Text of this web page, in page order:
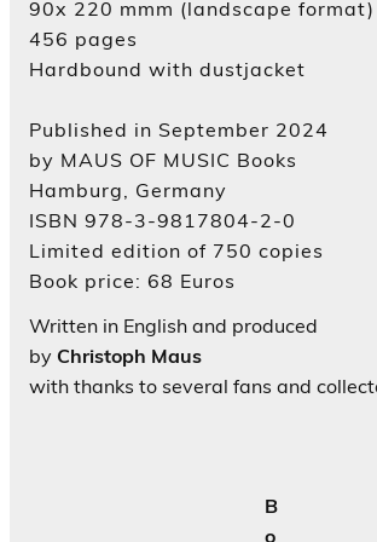
90x 220 mmm (landscape format)
456 pages
Hardbound with dustjacket
Published in September 2024
by MAUS OF MUSIC Books
Hamburg, Germany
ISBN 978-3-9817804-2-0
Limited edition of 750 copies
Book price: 68 Euros
Written in English and produced
by Christoph Maus
with thanks to several fans and
B
o